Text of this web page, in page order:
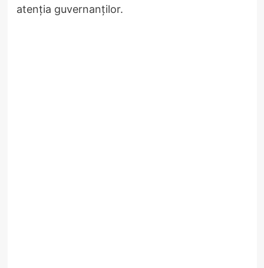
atenția guvernanților.